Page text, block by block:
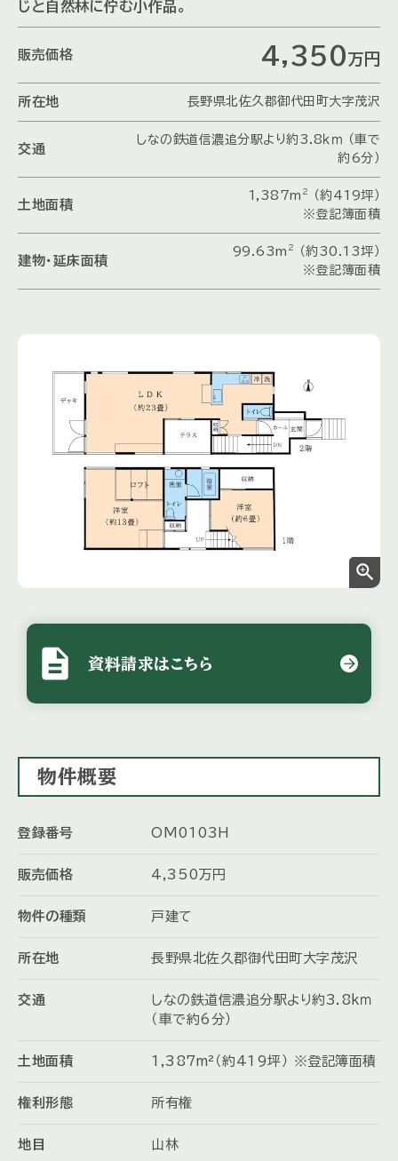
じと自然林に佇む小作品。
販売価格 4,350万 円
所在地 長野県北佐久郡御代田町大字茂沢
交通
しなの鉄道信濃追分駅より約3.8ｋｍ （車で
約6分）
土地面積
1,387m 2
（約419坪）
※登記簿面積
建物・延床面積
99.63m 2
（約30.13坪）
※登記簿面積
zoom_in
description 資料請求はこちら
物件概要
登録番号 OM0103H
販売価格 4,350万 円
物件の種類 戸建て
所在地 長野県北佐久郡御代田町大字茂沢
交通
しなの鉄道信濃追分駅より約3.8ｋｍ
（車で約6分）
土地面積 1,387m²（約419坪） ※登記簿面積
権利形態 所有権
地目 山林